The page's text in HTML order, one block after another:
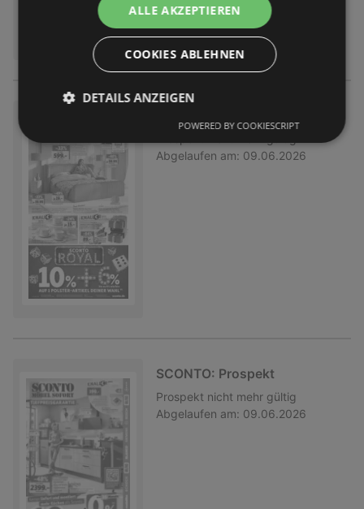
Abgelaufen am: 09.06.2026
SCONTO: Prospekt
Prospekt nicht mehr gültig
Abgelaufen am: 09.06.2026
ALLE AKZEPTIEREN
COOKIES ABLEHNEN
DETAILS ANZEIGEN
POWERED BY COOKIESCRIPT